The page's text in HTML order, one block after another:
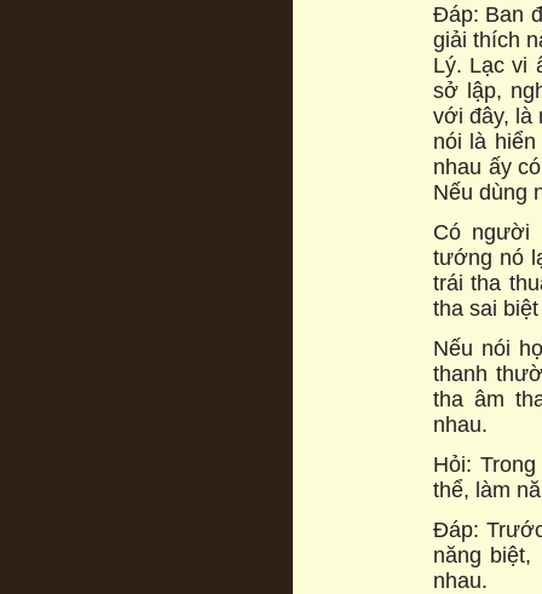
Đáp: Ban
giải thích
Lý. Lạc vi
sở lập,
với đây, là
nói là
nhau ấy
Nếu dùng
Có người
tướng nó
trái tha
tha sai
Nếu nói
thanh
tha âm
nhau.
Hỏi:
thể, làm
Đáp:
năng
nhau.